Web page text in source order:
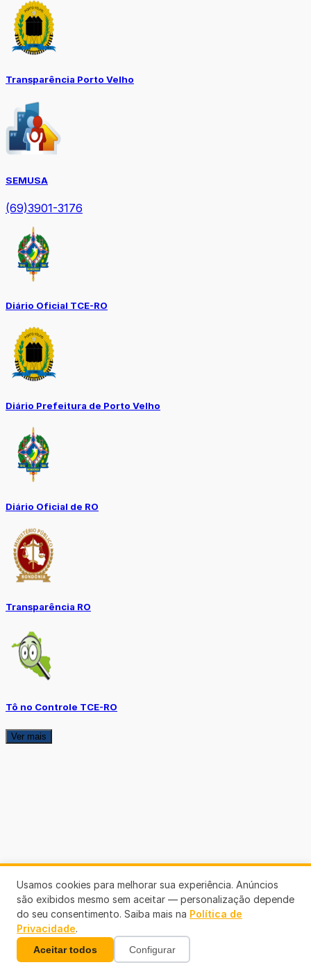
Transparência Porto Velho
SEMUSA
(69)3901-3176
Diário Oficial TCE-RO
Diário Prefeitura de Porto Velho
Diário Oficial de RO
Transparência RO
Tô no Controle TCE-RO
Ver mais
Usamos cookies para melhorar sua experiência. Anúncios
são exibidos mesmo sem aceitar — personalização depende
do seu consentimento. Saiba mais na Política de
Privacidade.
Aceitar todos Configurar